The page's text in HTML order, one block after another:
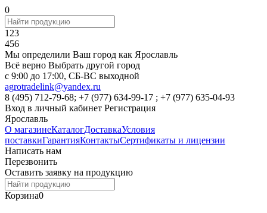
0
123
456
Мы определили Ваш город как Ярославль
Всё верно Выбрать другой город
c 9:00 до 17:00, СБ-ВС выходной
agrotradelink@yandex.ru
8 (495) 712-79-68; +7 (977) 634-99-17 ; +7 (977) 635-04-93
Вход в личный кабинет Регистрация
Ярославль
О магазинеКаталогДоставкаУсловия
поставкиГарантияКонтактыСертификаты и лицензии
Написать нам
Перезвонить
Оставить заявку на продукцию
Корзина0